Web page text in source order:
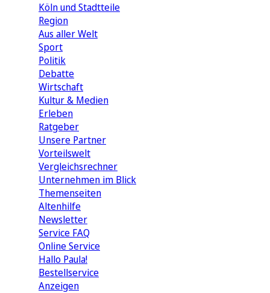
Köln und Stadtteile
Region
Aus aller Welt
Sport
Politik
Debatte
Wirtschaft
Kultur & Medien
Erleben
Ratgeber
Unsere Partner
Vorteilswelt
Vergleichsrechner
Unternehmen im Blick
Themenseiten
Altenhilfe
Newsletter
Service FAQ
Online Service
Hallo Paula!
Bestellservice
Anzeigen